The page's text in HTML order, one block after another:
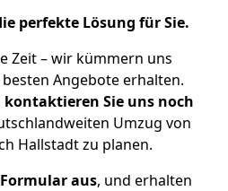
perfekte Lösung für Sie.
Zeit – wir kümmern uns
Angebote erhalten.
kontaktieren Sie uns noch
Umzug von
Hallstadt zu planen.
aus, und erhalten